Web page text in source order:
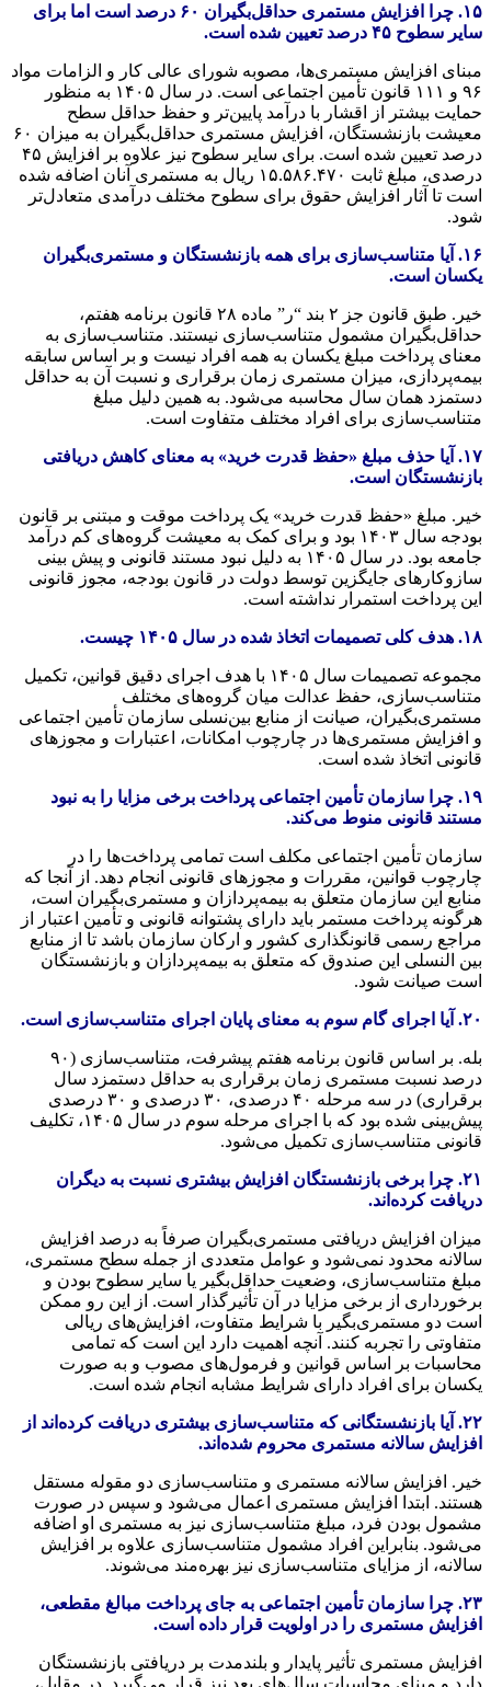
۱۵. چرا افزایش مستمری حداقل‌بگیران ۶۰ درصد است اما برای
سایر سطوح ۴۵ درصد تعیین شده است.
مبنای افزایش مستمری‌ها، مصوبه شورای عالی کار و الزامات مواد
۹۶ و ۱۱۱ قانون تأمین اجتماعی است. در سال ۱۴۰۵ به منظور
حمایت بیشتر از اقشار با درآمد پایین‌تر و حفظ حداقل سطح
معیشت بازنشستگان، افزایش مستمری حداقل‌بگیران به میزان ۶۰
درصد تعیین شده است. برای سایر سطوح نیز علاوه بر افزایش ۴۵
درصدی، مبلغ ثابت ۱۵.۵۸۶.۴۷۰ ریال به مستمری آنان اضافه شده
است تا آثار افزایش حقوق برای سطوح مختلف درآمدی متعادل‌تر
شود.
۱۶. آیا متناسب‌سازی برای همه بازنشستگان و مستمری‌بگیران
یکسان است.
خیر. طبق قانون جز ۲ بند “ر” ماده ۲۸ قانون برنامه هفتم،
حداقل‌بگیران مشمول متناسب‌سازی نیستند. متناسب‌سازی به
معنای پرداخت مبلغ یکسان به همه افراد نیست و بر اساس سابقه
بیمه‌پردازی، میزان مستمری زمان برقراری و نسبت آن به حداقل
دستمزد همان سال محاسبه می‌شود. به همین دلیل مبلغ
متناسب‌سازی برای افراد مختلف متفاوت است.
۱۷. آیا حذف مبلغ «حفظ قدرت خرید» به معنای کاهش دریافتی
بازنشستگان است.
خیر. مبلغ «حفظ قدرت خرید» یک پرداخت موقت و مبتنی بر قانون
بودجه سال ۱۴۰۳ بود و برای کمک به معیشت گروه‌های کم درآمد
جامعه بود. در سال ۱۴۰۵ به دلیل نبود مستند قانونی و پیش بینی
سازوکارهای جایگزین توسط دولت در قانون بودجه، مجوز قانونی
این پرداخت استمرار نداشته است.
۱۸. هدف کلی تصمیمات اتخاذ شده در سال ۱۴۰۵ چیست.
مجموعه تصمیمات سال ۱۴۰۵ با هدف اجرای دقیق قوانین، تکمیل
متناسب‌سازی، حفظ عدالت میان گروه‌های مختلف
مستمری‌بگیران، صیانت از منابع بین‌نسلی سازمان تأمین اجتماعی
و افزایش مستمری‌ها در چارچوب امکانات، اعتبارات و مجوزهای
قانونی اتخاذ شده است.
۱۹. چرا سازمان تأمین اجتماعی پرداخت برخی مزایا را به نبود
مستند قانونی منوط می‌کند.
سازمان تأمین اجتماعی مکلف است تمامی پرداخت‌ها را در
چارچوب قوانین، مقررات و مجوزهای قانونی انجام دهد. از آنجا که
منابع این سازمان متعلق به بیمه‌پردازان و مستمری‌بگیران است،
هرگونه پرداخت مستمر باید دارای پشتوانه قانونی و تأمین اعتبار از
مراجع رسمی قانونگذاری کشور و ارکان سازمان باشد تا از منابع
بین النسلی این صندوق که متعلق به بیمه‌پردازان و بازنشستگان
است صیانت شود.
۲۰. آیا اجرای گام سوم به معنای پایان اجرای متناسب‌سازی است.
بله. بر اساس قانون برنامه هفتم پیشرفت، متناسب‌سازی (۹۰
درصد نسبت مستمری زمان برقراری به حداقل دستمزد سال
برقراری) در سه مرحله ۴۰ درصدی، ۳۰ درصدی و ۳۰ درصدی
پیش‌بینی شده بود که با اجرای مرحله سوم در سال ۱۴۰۵، تکلیف
قانونی متناسب‌سازی تکمیل می‌شود.
۲۱. چرا برخی بازنشستگان افزایش بیشتری نسبت به دیگران
دریافت کرده‌اند.
میزان افزایش دریافتی مستمری‌بگیران صرفاً به درصد افزایش
سالانه محدود نمی‌شود و عوامل متعددی از جمله سطح مستمری،
مبلغ متناسب‌سازی، وضعیت حداقل‌بگیر یا سایر سطوح بودن و
برخورداری از برخی مزایا در آن تأثیرگذار است. از این رو ممکن
است دو مستمری‌بگیر با شرایط متفاوت، افزایش‌های ریالی
متفاوتی را تجربه کنند. آنچه اهمیت دارد این است که تمامی
محاسبات بر اساس قوانین و فرمول‌های مصوب و به صورت
یکسان برای افراد دارای شرایط مشابه انجام شده است.
۲۲. آیا بازنشستگانی که متناسب‌سازی بیشتری دریافت کرده‌اند از
افزایش سالانه مستمری محروم شده‌اند.
خیر. افزایش سالانه مستمری و متناسب‌سازی دو مقوله مستقل
هستند. ابتدا افزایش مستمری اعمال می‌شود و سپس در صورت
مشمول بودن فرد، مبلغ متناسب‌سازی نیز به مستمری او اضافه
می‌شود. بنابراین افراد مشمول متناسب‌سازی علاوه بر افزایش
سالانه، از مزایای متناسب‌سازی نیز بهره‌مند می‌شوند.
۲۳. چرا سازمان تأمین اجتماعی به جای پرداخت مبالغ مقطعی،
افزایش مستمری را در اولویت قرار داده است.
افزایش مستمری تأثیر پایدار و بلندمدت بر دریافتی بازنشستگان
دارد و مبنای محاسبات سال‌های بعد نیز قرار می‌گیرد. در مقابل،